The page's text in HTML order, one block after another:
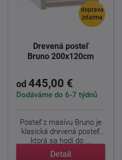
doprava
zdarma
Drevená posteľ
Bruno 200x120cm
od 445,00 €
Dodáváme do 6-7 týdnů
Posteľ z masívu Bruno je
klasická drevená posteľ,
ktorá sa hodí do ...
Detail